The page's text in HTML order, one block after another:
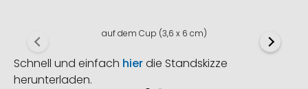
auf dem Cup (3,6 x 6 cm)
Schnell und einfach hierdie Standskizze
herunterladen.